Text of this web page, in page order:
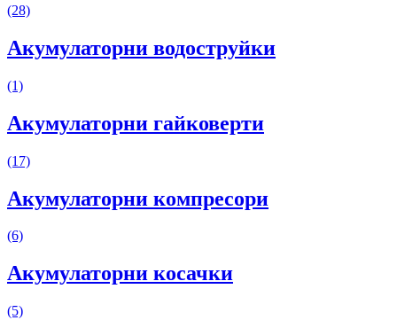
(28)
Акумулаторни водоструйки
(1)
Акумулаторни гайковерти
(17)
Акумулаторни компресори
(6)
Акумулаторни косачки
(5)